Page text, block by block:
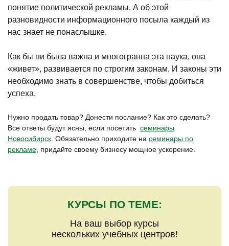
понятие политической рекламы. А об этой
разновидности информационного посыла каждый из
нас знает не понаслышке.
Как бы ни была важна и многогранна эта наука, она
«живет», развивается по строгим законам. И законы эти
необходимо знать в совершенстве, чтобы добиться
успеха.
Нужно продать товар? Донести послание? Как это сделать?
Все ответы будут ясны, если посетить семинары
Новосибирск . Обязательно приходите на семинары по
рекламе , придайте своему бизнесу мощное ускорение.
КУРСЫ ПО ТЕМЕ:
На ваш выбор курсы
нескольких учебных центров!